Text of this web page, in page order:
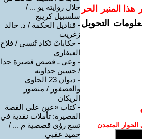
هذا المنبر الحر
التحويل
المتمدن
خلال روايته يو ... /
سلسبيل كريبع
- قناديل الحكمة / د. خالد
زغريت
- حكاياتْ تَكاد تُنسى / فلاح
العيفاري
- وعي ـ قصص قصيرة جدا
/ حسين جداونه
-
ديوان 23 الحاوي
والعصفور / منصور
الريكان
-كتاب «عين على القصة
القصيرة: تأملات نقدية في
تسع رؤى قصصية م ... /
حميد عقبي